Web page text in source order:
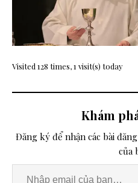
Visited 128 times, 1 visit(s) today
Khám
Đăng ký để nhận các bài
của